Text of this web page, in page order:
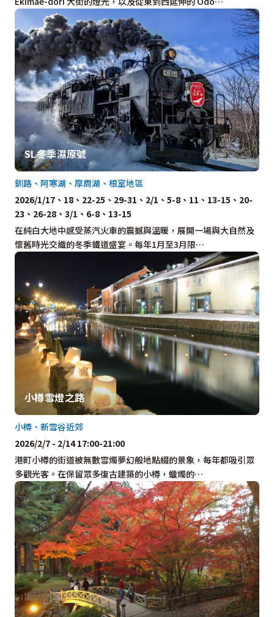
SL冬季濕原號
在純白大地中感受蒸汽火車的震撼與溫暖，展開一場與大自然及
懷舊時光交織的冬季鐵道盛宴。每年1月至3月限…
釧路、阿寒湖、摩周湖、根室地區
2026/1/17、18、22-25、29-31、2/1、5-8、11、13-15、20-
23、26-28、3/1、6-8、13-15
小樽雪燈之路
港町小樽的街道被無數雪燭夢幻般地點綴的景象，每年都吸引眾
多觀光客。在保留眾多復古建築的小樽，蠟燭的…
小樽、新雪谷近郊
2026/2/7 - 2/14 17:00-21:00